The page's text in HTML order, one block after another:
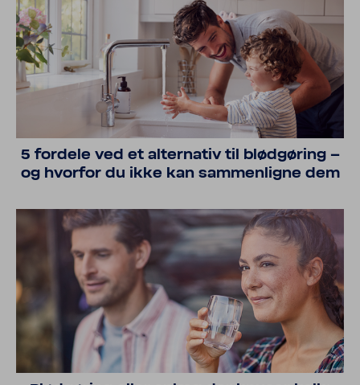
5 fordele ved et alter­nativ til blød­gø­ring –
og hvorfor du ikke kan sammen­ligne dem